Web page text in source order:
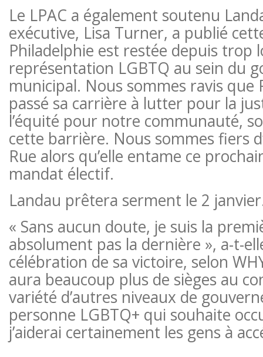
Le LPAC a également soutenu
exécutive, Lisa Turner, a publié
Philadelphie est restée depuis trop
représentation LGBTQ au sein du
municipal. Nous sommes ravis que
passé sa carrière à lutter pour la
l’équité pour notre communauté,
cette barrière. Nous sommes fiers
Rue alors qu’elle entame ce
mandat électif.
Landau prêtera serment le 2
« Sans aucun doute, je suis la
absolument pas la dernière », a-t-
célébration de sa victoire, selon
aura beaucoup plus de sièges au
variété d’autres niveaux de
personne LGBTQ+ qui souhaite
j’aiderai certainement les gens à